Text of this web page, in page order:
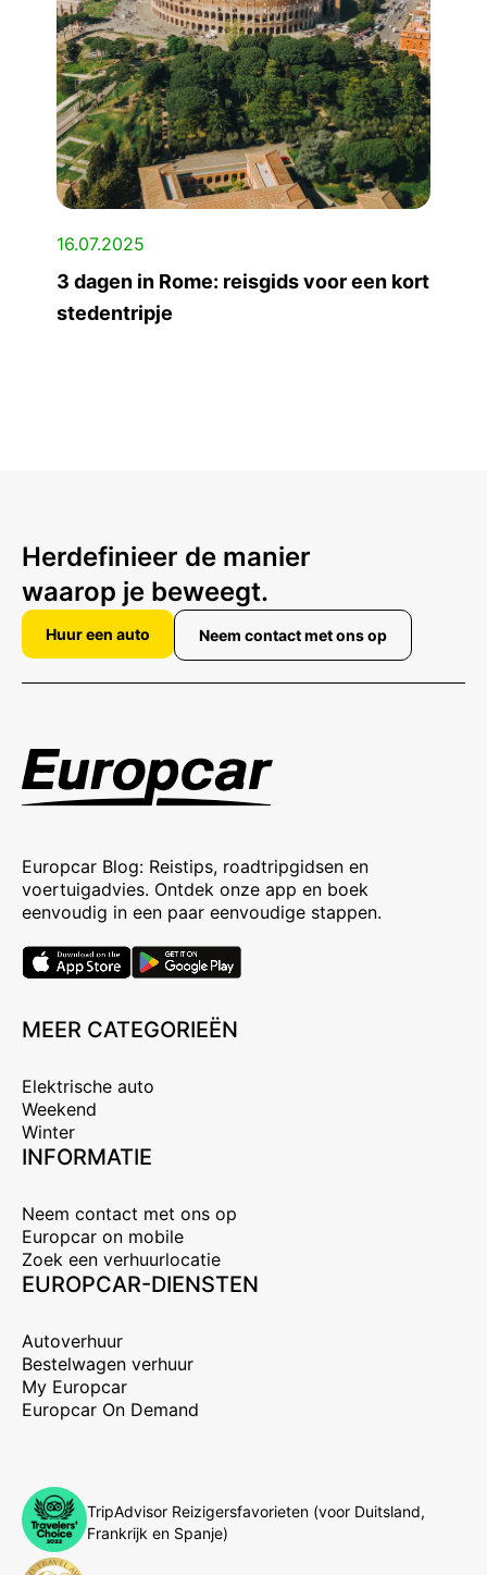
16.07.2025
3 dagen in Rome: reisgids voor een kort
stedentripje
Herdefinieer de manier
waarop je beweegt.
Huur een auto Neem contact met ons op
Europcar Blog: Reistips, roadtripgidsen en
voertuigadvies. Ontdek onze app en boek
eenvoudig in een paar eenvoudige stappen.
MEER CATEGORIEËN
Elektrische auto
Weekend
Winter
INFORMATIE
Neem contact met ons op
Europcar on mobile
Zoek een verhuurlocatie
EUROPCAR-DIENSTEN
Autoverhuur
Bestelwagen verhuur
My Europcar
Europcar On Demand
TripAdvisor Reizigersfavorieten (voor Duitsland,
Frankrijk en Spanje)